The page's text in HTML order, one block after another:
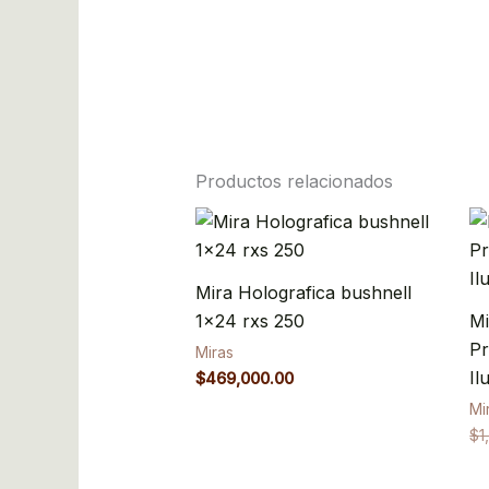
Productos relacionados
Mira Holografica bushnell
1×24 rxs 250
Miras
$469,000.00
$